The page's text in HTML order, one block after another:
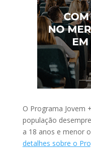
O Programa Jovem
população
a 18 anos e menor
detalhes sobre o